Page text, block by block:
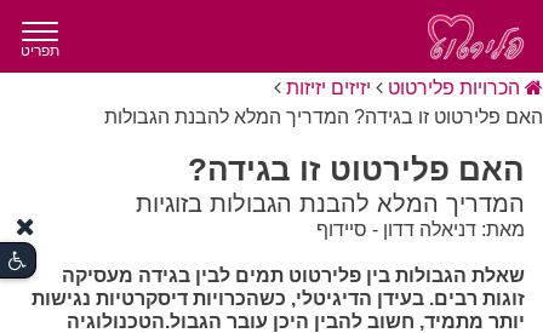
תפריט
הכרויות פלירטוט
יזיזים יזיזות
האם פלירטוט זו בגידה? המדריך המלא להבנת הגבולות
האם פלירטוט זו בגידה?
המדריך המלא להבנת הגבולות בזוגיות
מאת: דניאלה דדון - סיידוף
שאלת הגבולות בין פלירטוט תמים לבין בגידה מעסיקה
זוגות רבים. בעידן הדיגיטלי, כשהכרויות דיסקרטיות נגישות
יותר מתמיד, חשוב להבין היכן עובר הגבול.הטכנולוגיה